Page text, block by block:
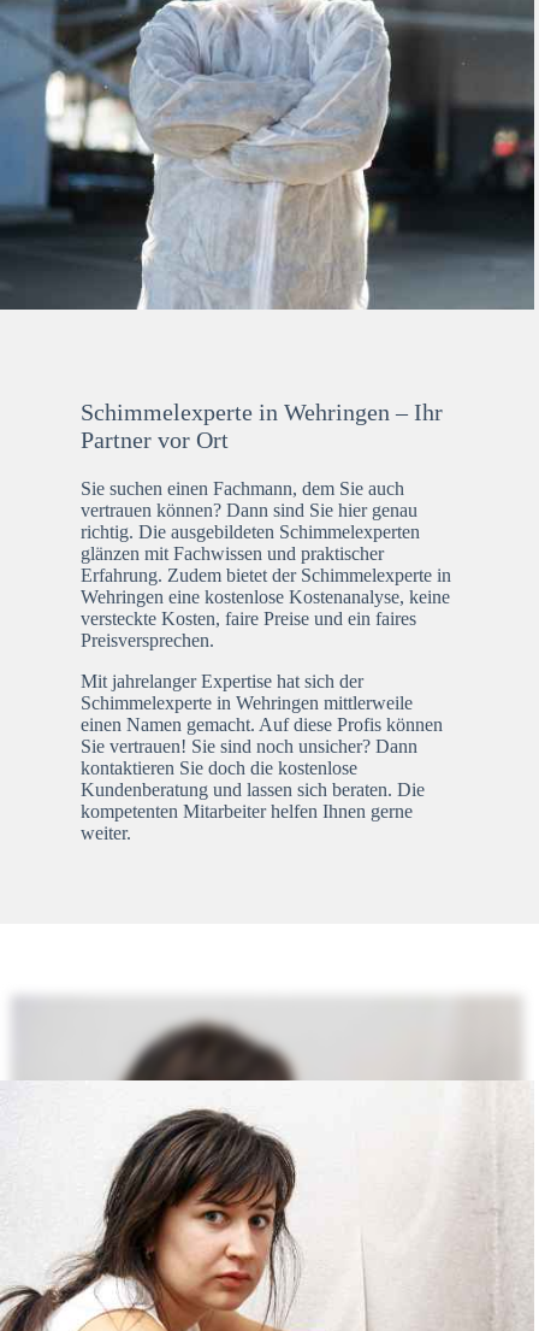
Schimmelexperte in Wehringen – Ihr
Partner vor Ort
Sie suchen einen Fachmann, dem Sie auch
vertrauen können? Dann sind Sie hier genau
richtig. Die ausgebildeten Schimmelexperten
glänzen mit Fachwissen und praktischer
Erfahrung. Zudem bietet der Schimmelexperte in
Wehringen eine kostenlose Kostenanalyse, keine
versteckte Kosten, faire Preise und ein faires
Preisversprechen.
Mit jahrelanger Expertise hat sich der
Schimmelexperte in Wehringen mittlerweile
einen Namen gemacht. Auf diese Profis können
Sie vertrauen! Sie sind noch unsicher? Dann
kontaktieren Sie doch die kostenlose
Kundenberatung und lassen sich beraten. Die
kompetenten Mitarbeiter helfen Ihnen gerne
weiter.